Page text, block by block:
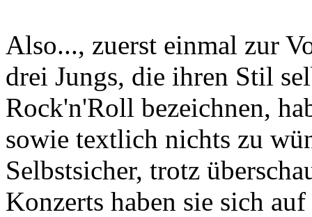
Also..., zuerst einmal zur
drei Jungs, die ihren Stil
Rock'n'Roll bezeichnen,
sowie textlich nichts zu
Selbstsicher, trotz
Konzerts haben sie sich